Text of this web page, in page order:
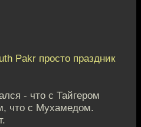
Pakr просто праздник
- что с Тайгером
что с Мухамедом.